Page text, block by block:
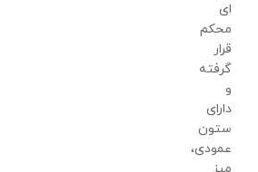
ای
محکم
قرار
گرفته
و
دارای
ستون
عمودی،